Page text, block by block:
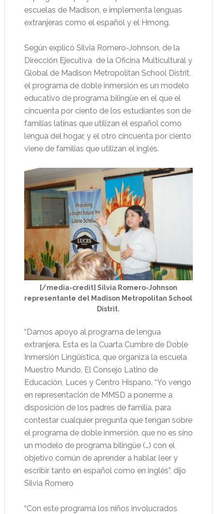
escuelas de Madison, e implementa lenguas
extranjeras como el español y el Hmong.
Según explicó Silvia Romero-Johnson, de la
Dirección Ejecutiva de la Oficina Multicultural y
Global de Madison Metropolitan School Distrit,
el programa de doble inmersión es un modelo
educativo de programa bilingüe en el que el
cincuenta por ciento de los estudiantes son de
familias latinas que utilizan el español como
lengua del hogar, y el otro cincuenta por ciento
viene de familias que utilizan el inglés.
[/media-credit] Silvia Romero-Johnson
representante del Madison Metropolitan School
Distrit.
“Damos apoyo al programa de lengua
extranjera. Esta es la Cuarta Cumbre de Doble
Inmersión Lingüística, que organiza la escuela
Muestro Mundo, El Consejo Latino de
Educación, Luces y Centro Hispano. “Yo vengo
en representación de MMSD a ponerme a
disposición de los padres de familia, para
contestar cualquier pregunta que tengan sobre
el programa de doble inmersión, que no es sino
un modelo de programa bilingüe (…) con el
objetivo común de aprender a hablar, leer y
escribir tanto en español como en inglés”, dijo
Silvia Romero
“Con este programa los niños involucrados